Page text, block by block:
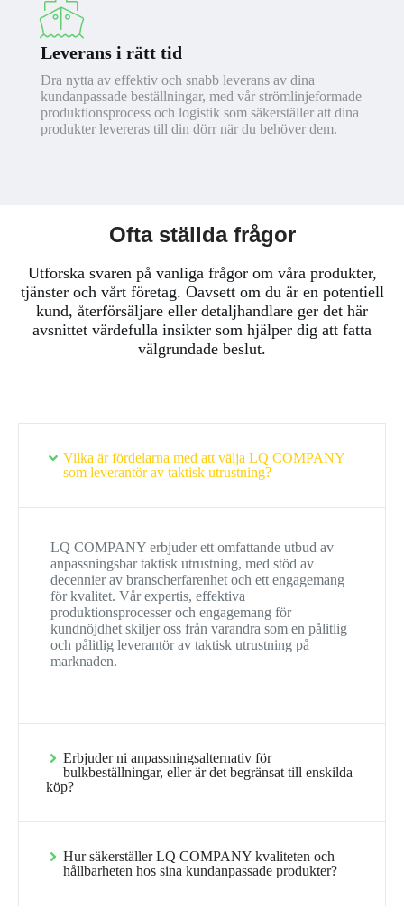
Leverans i rätt tid
Dra nytta av effektiv och snabb leverans av dina
kundanpassade beställningar, med vår strömlinjeformade
produktionsprocess och logistik som säkerställer att dina
produkter levereras till din dörr när du behöver dem.
Ofta ställda frågor
Utforska svaren på vanliga frågor om våra produkter,
tjänster och vårt företag. Oavsett om du är en potentiell
kund, återförsäljare eller detaljhandlare ger det här
avsnittet värdefulla insikter som hjälper dig att fatta
välgrundade beslut.
Vilka är fördelarna med att välja LQ COMPANY
som leverantör av taktisk utrustning?
LQ COMPANY erbjuder ett omfattande utbud av
anpassningsbar taktisk utrustning, med stöd av
decennier av branscherfarenhet och ett engagemang
för kvalitet. Vår expertis, effektiva
produktionsprocesser och engagemang för
kundnöjdhet skiljer oss från varandra som en pålitlig
och pålitlig leverantör av taktisk utrustning på
marknaden.
Erbjuder ni anpassningsalternativ för
bulkbeställningar, eller är det begränsat till enskilda
köp?
Hur säkerställer LQ COMPANY kvaliteten och
hållbarheten hos sina kundanpassade produkter?